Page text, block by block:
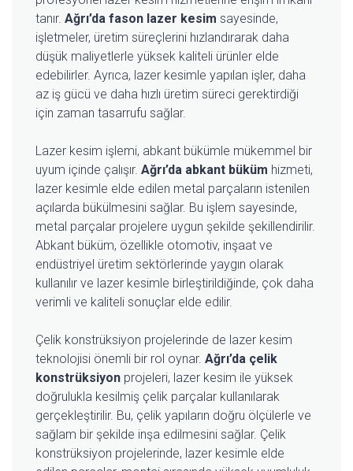
tanır. Ağrı’da fason lazer kesim sayesinde,
işletmeler, üretim süreçlerini hızlandırarak daha
düşük maliyetlerle yüksek kaliteli ürünler elde
edebilirler. Ayrıca, lazer kesimle yapılan işler, daha
az iş gücü ve daha hızlı üretim süreci gerektirdiği
için zaman tasarrufu sağlar.
Lazer kesim işlemi, abkant bükümle mükemmel bir
uyum içinde çalışır. Ağrı’da abkant büküm hizmeti,
lazer kesimle elde edilen metal parçaların istenilen
açılarda bükülmesini sağlar. Bu işlem sayesinde,
metal parçalar projelere uygun şekilde şekillendirilir.
Abkant büküm, özellikle otomotiv, inşaat ve
endüstriyel üretim sektörlerinde yaygın olarak
kullanılır ve lazer kesimle birleştirildiğinde, çok daha
verimli ve kaliteli sonuçlar elde edilir.
Çelik konstrüksiyon projelerinde de lazer kesim
teknolojisi önemli bir rol oynar. Ağrı’da çelik
konstrüksiyon projeleri, lazer kesim ile yüksek
doğrulukla kesilmiş çelik parçalar kullanılarak
gerçekleştirilir. Bu, çelik yapıların doğru ölçülerle ve
sağlam bir şekilde inşa edilmesini sağlar. Çelik
konstrüksiyon projelerinde, lazer kesimle elde